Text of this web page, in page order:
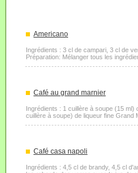
Americano
Ingrédients : 3 cl de campari, 3 cl de
Préparation: Mélanger tous les
Café au grand marnier
Ingrédients : 1 cuillère à soupe (15
cuillère à soupe) de liqueur fine
Café casa napoli
Ingrédients : 4,5 cl de brandy, 4,5 cl